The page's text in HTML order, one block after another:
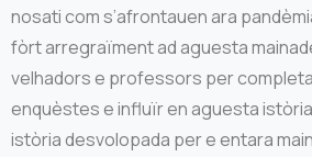
nosati com s’afrontauen ara
fòrt arregraïment ad aguesta
velhadors e professors per
enquèstes e influïr en aguesta
istòria desvolopada per e entara